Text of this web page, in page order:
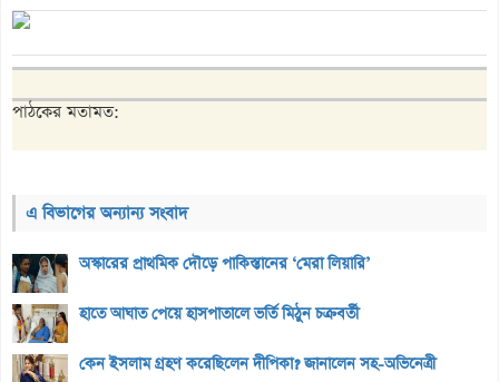
পাঠকের মতামত:
এ বিভাগের অন্যান্য সংবাদ
অস্কারের প্রাথমিক দৌড়ে পাকিস্তানের ‘মেরা লিয়ারি’
হাতে আঘাত পেয়ে হাসপাতালে ভর্তি মিঠুন চক্রবর্তী
কেন ইসলাম গ্রহণ করেছিলেন দীপিকা? জানালেন সহ-অভিনেত্রী